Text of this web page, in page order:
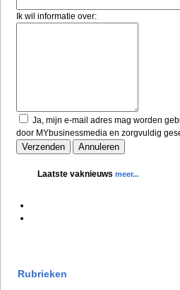
Ik wil informatie over:
Ja, mijn e-mail adres mag worden
door MYbusinessmedia en zorgvuldig
Laatste vaknieuws meer...
Rubrieken